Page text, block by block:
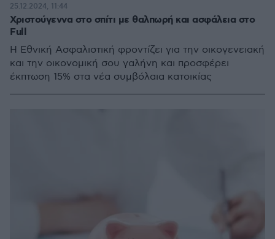
Χριστούγεννα στο σπίτι με θαλπωρή και ασφάλεια στο
Full
Η Εθνική Ασφαλιστική φροντίζει για την οικογενειακή
και την οικονομική σου γαλήνη και προσφέρει
έκπτωση 15% στα νέα συμβόλαια κατοικίας
25.12.2024, 11:44